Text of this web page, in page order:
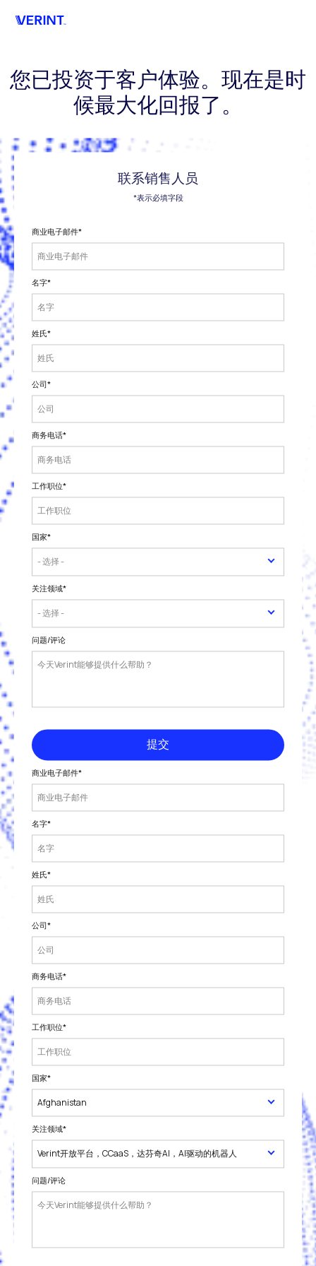
Verint
您已投资于客户体验。现在是时
候最大化回报了。
联系销售人员
*表示必填字段
商业电子邮件*
名字*
姓氏*
公司*
商务电话*
工作职位*
国家*
关注领域*
问题/评论
提交
商业电子邮件*
名字*
姓氏*
公司*
商务电话*
工作职位*
国家*
关注领域*
问题/评论